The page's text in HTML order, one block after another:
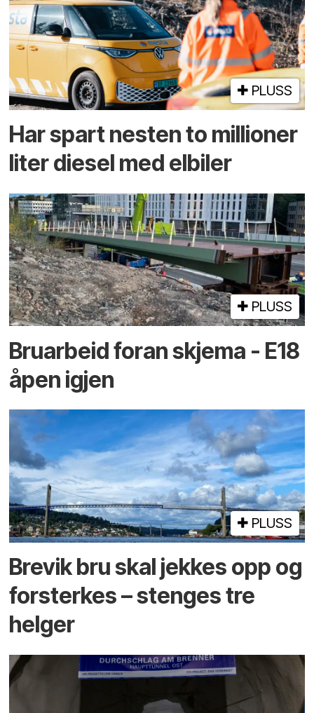
PLUSS
Har spart nesten to millioner
liter diesel med elbiler
PLUSS
Bruarbeid foran skjema - E18
åpen igjen
PLUSS
Brevik bru skal jekkes opp og
forsterkes – stenges tre
helger